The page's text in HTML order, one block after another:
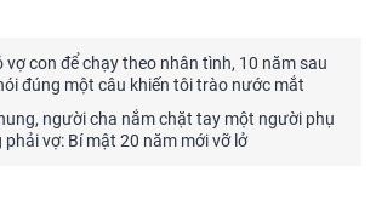
con để chạy theo nhân tình, 10 năm sau
đúng một câu khiến tôi trào nước mắt
người cha nắm chặt tay một người phụ
vợ: Bí mật 20 năm mới vỡ lở